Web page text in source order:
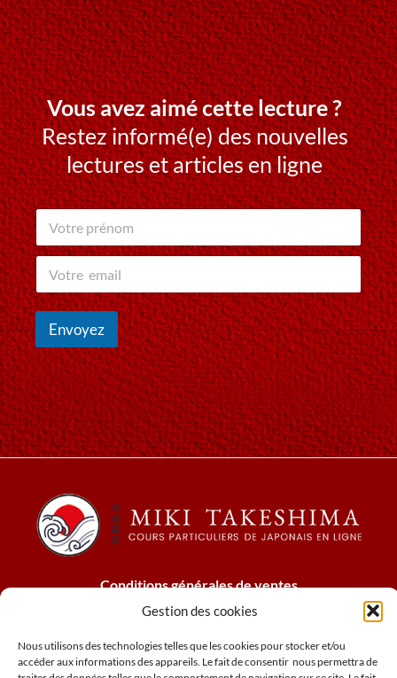
Gestion des cookies
Nous utilisons des technologies telles que les cookies pour stocker et/ou
accéder aux informations des appareils. Le fait de consentir nous permettra de
Vous avez aimé cette lecture ?
Restez informé(e) des nouvelles
lectures et articles en ligne
V
o
t
r
e
p
r
é
n
o
m
v
o
t
r
e
e
-
m
a
i
l
*
Envoyez
Conditions générales de ventes
Mentions légales
Politique relative à confidentialité
N° de siret : 78973803600027